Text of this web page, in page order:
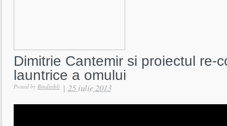
Dimitrie Cantemir si proiectul re-
launtrice a omului
Posted by Bindiribli | 25 iulie 2013